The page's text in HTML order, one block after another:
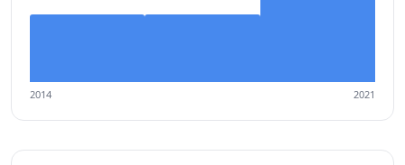
2014 2021